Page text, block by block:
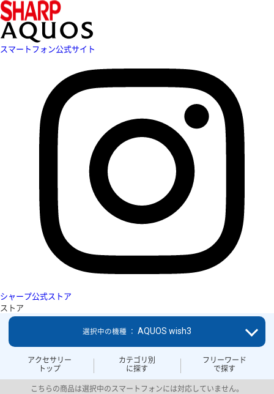
スマートフォン公式サイト
シャープ公式ストア
ストア
アクセサリー
トップ
カテゴリ別
に探す
フリーワード
で探す
選択中の機種 ： AQUOS wish3
こちらの商品は選択中のスマートフォンには対応していません。